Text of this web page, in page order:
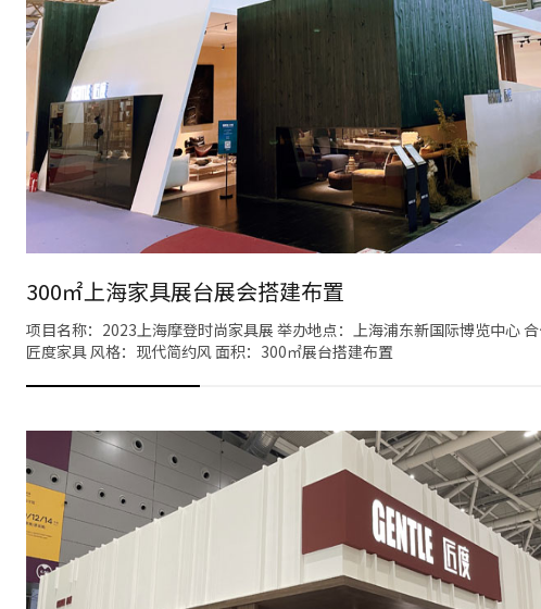
300㎡上海家具展台展会搭建布置
项目名称：2023上海摩登时尚家具展 举办地点：上海浦东新国际博览中心
匠度家具 风格：现代简约风 面积：300㎡展台搭建布置